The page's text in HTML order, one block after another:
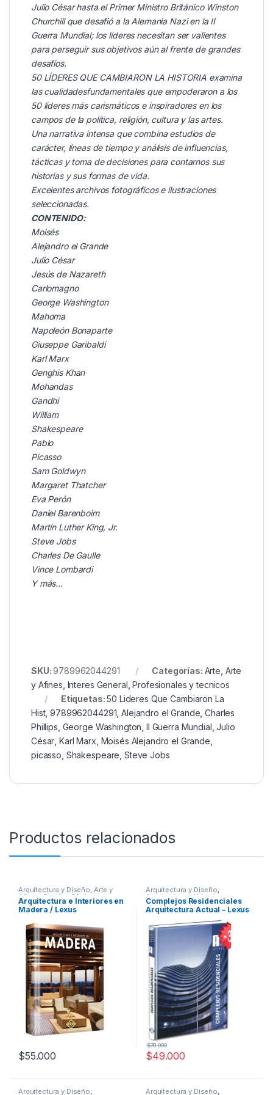
Julio César hasta el Primer Ministro Británico Winston
Churchill que desafió a la Alemania Nazi en la II
Guerra Mundial; los líderes necesitan ser valientes
para perseguir sus objetivos aún al frente de grandes
desafíos.
50 LÍDERES QUE CAMBIARON LA HISTORIA examina
las cualidadesfundamentales que empoderaron a los
50 líderes más carismáticos e inspiradores en los
campos de la política, religión, cultura y las artes.
Una narrativa intensa que combina estudios de
carácter, líneas de tiempo y análisis de influencias,
tácticas y toma de decisiones para contarnos sus
historias y sus formas de vida.
Excelentes archivos fotográficos e ilustraciones
seleccionadas.
CONTENIDO:
Moisés
Alejandro el Grande
Julio César
Jesús de Nazareth
Carlomagno
George Washington
Mahoma
Napoleón Bonaparte
Giuseppe Garibaldi
Karl Marx
Genghis Khan
Mohandas
Gandhi
William
Shakespeare
Pablo
Picasso
Sam Goldwyn
Margaret Thatcher
Eva Perón
Daniel Barenboim
Martín Luther King, Jr.
Steve Jobs
Charles De Gaulle
Vince Lombardi
Y más…
SKU:9789962044291 Categorías: Arte Arte
y Afines Interes General ,Profesionales y tecnicos
Etiquetas:50 Lideres Que Cambiaron La
Hist,9789962044291 ,Alejandro el Grande ,Charles
Phillips George Washington II Guerra Mundial ,Julio
César ,Karl Marx Moisés Alejandro el Grande
picasso Shakespeare Steve Jobs
Productos relacionados
Arquitectura y Diseño, Arte y
Afines, Diseño Ofertas
Profesionales y tecnicos
Arquitectura e Interiores en
Madera / Lexus
$55.000
Arquitectura y Diseño,
Arquitectura y Urbanismo ,
Decoración, Diseño,Ofertas,
Profesionales y tecnicos
Complejos Residenciales
Arquitectura Actual – Lexus
$49.000
$70.000
Arquitectura y Diseño, Arquitectura y Diseño,